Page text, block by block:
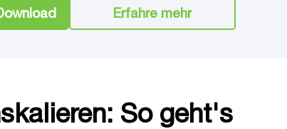
Erfahre mehr
So geht's